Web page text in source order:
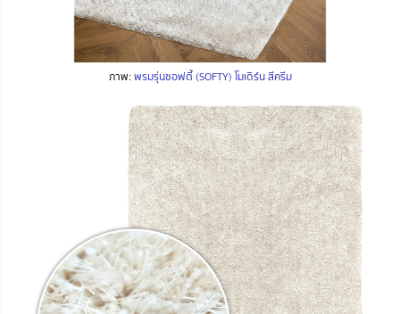
ภาพ:พรมรุ่นซอฟตี้ (SOFTY) โมเดิร์น สีครีม